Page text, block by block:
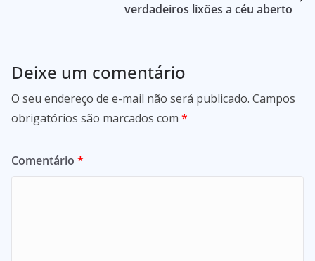
verdadeiros lixões a céu aberto
Deixe um comentário
O seu endereço de e-mail não será publicado. Campos
obrigatórios são marcados com *
Comentário *